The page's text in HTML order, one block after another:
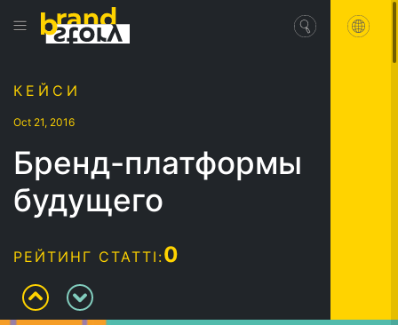
КЕЙСИ
Oct 21, 2016
Бренд-платформы
будущего
РЕЙТИНГ СТАТТІ:0